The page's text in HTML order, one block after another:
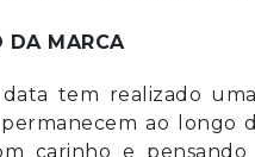
DA MARCA
tem realizado
ao longo
carinho e pensando